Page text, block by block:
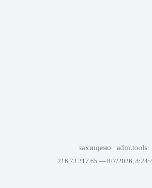
захищено adm.tools
216.73.217.65 — 8/7/2026,